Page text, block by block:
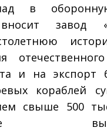
в
вносит завод
и на экспорт
кораблей
свыше 500